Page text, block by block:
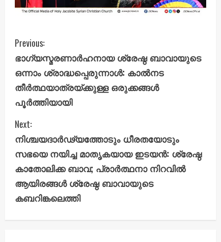
C
o
n
t
i
n
u
e
Previous:
ഭാഗ്യസ്മരണാര്‍ഹനായ ശ്രേഷ്ഠ ബാവായുടെ
ഒന്നാം ശ്രാദ്ധപ്പെരുന്നാള്‍: കാല്‍നട
തീര്‍ത്ഥയാത്രയ്ക്കുള്ള ഒരുക്കങ്ങള്‍
പൂര്‍ത്തിയായി
Next:
നിശ്ചയദാർഢ്യത്തോടും ധീരതയോടും
സഭയെ നയിച്ച മാതൃകയായ ഇടയൻ: ശ്രേഷ്ഠ
കാതോലിക്ക ബാവ; പ്രാർത്ഥനാ നിറവിൽ
ആയിരങ്ങൾ ശ്രേഷ്ഠ ബാവായുടെ
കബറിങ്കലെത്തി